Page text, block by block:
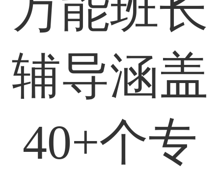
辅导涵盖
40+个专